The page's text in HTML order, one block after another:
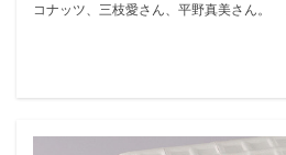
コナッツ、三枝愛さん、平野真美さん。